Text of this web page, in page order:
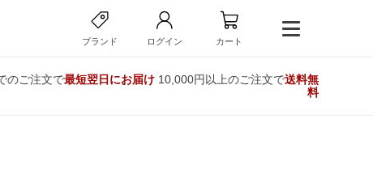
ブランド ログイン カート
のご注文で最短翌日にお届け10,000円以上のご注文で送料無
料